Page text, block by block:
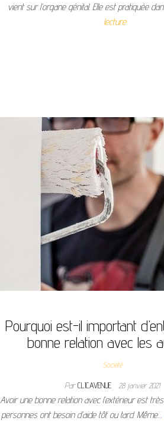
vient sur l’organe génital. Elle est pratiquée
lecture
Pourquoi est-il important
bonne relation avec les
Société
ParCLICAVENUE 28 janvier 2021
Avoir une bonne relation avec l’extérieur est
personnes ont besoin d’aide tôt ou tard. Même…